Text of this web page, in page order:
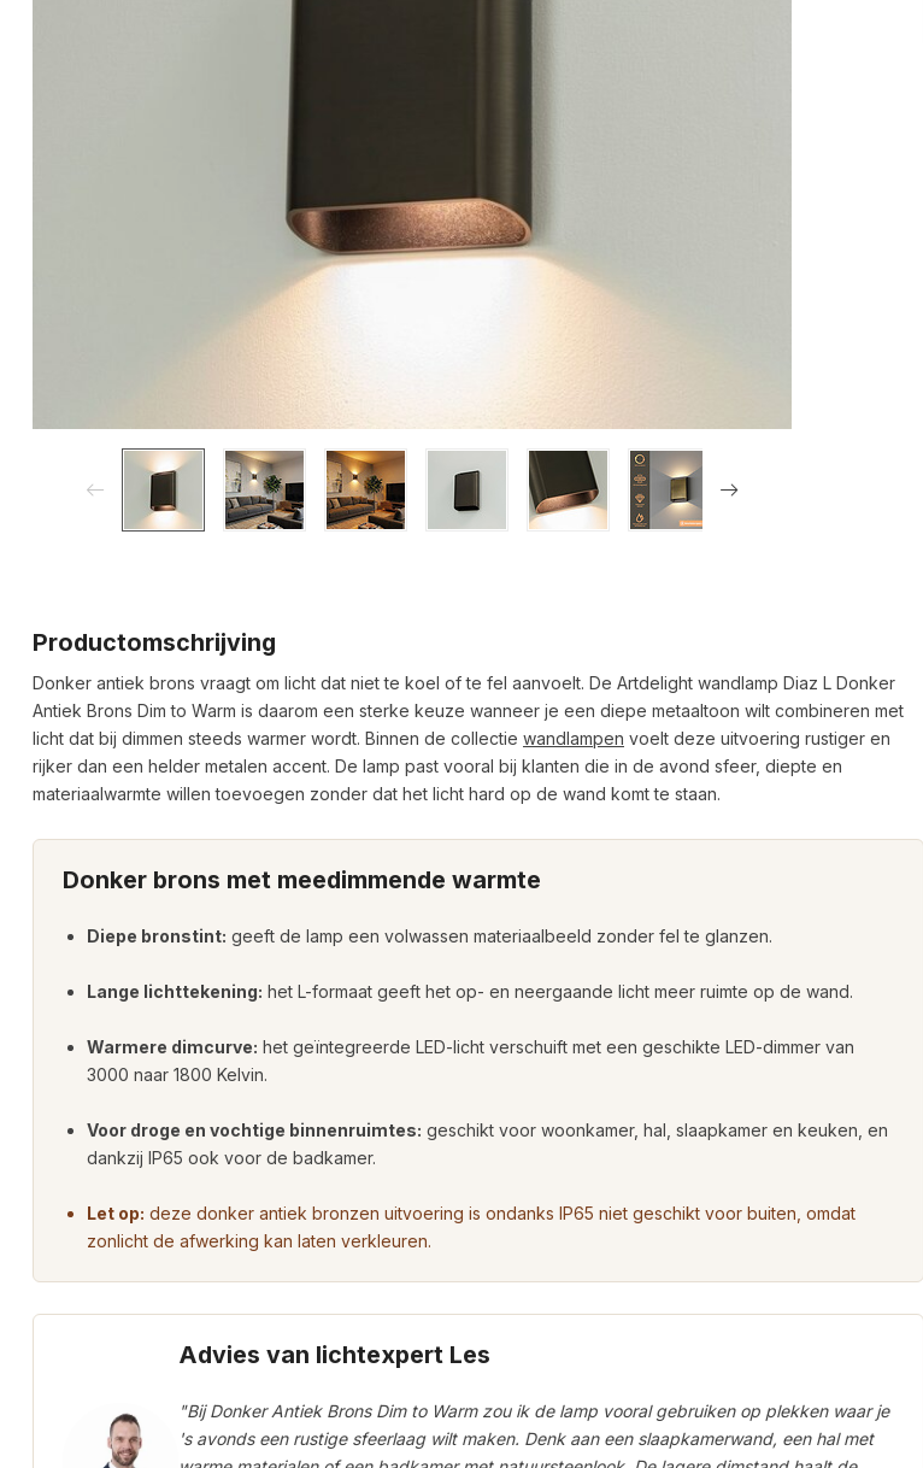
Productomschrijving
Donker antiek brons vraagt om licht dat niet te koel of te fel aanvoelt. De Artdelight wandlamp Diaz L Donker
Antiek Brons Dim to Warm is daarom een sterke keuze wanneer je een diepe metaaltoon wilt combineren met
licht dat bij dimmen steeds warmer wordt. Binnen de collectie wandlampen voelt deze uitvoering rustiger en
rijker dan een helder metalen accent. De lamp past vooral bij klanten die in de avond sfeer, diepte en
materiaalwarmte willen toevoegen zonder dat het licht hard op de wand komt te staan.
Donker brons met meedimmende warmte
Diepe bronstint: geeft de lamp een volwassen materiaalbeeld zonder fel te glanzen.
Lange lichttekening: het L-formaat geeft het op- en neergaande licht meer ruimte op de wand.
Warmere dimcurve: het geïntegreerde LED-licht verschuift met een geschikte LED-dimmer van
3000 naar 1800 Kelvin.
Voor droge en vochtige binnenruimtes: geschikt voor woonkamer, hal, slaapkamer en keuken, en
dankzij IP65 ook voor de badkamer.
Let op: deze donker antiek bronzen uitvoering is ondanks IP65 niet geschikt voor buiten, omdat
zonlicht de afwerking kan laten verkleuren.
Advies van lichtexpert Les
"Bij Donker Antiek Brons Dim to Warm zou ik de lamp vooral gebruiken op plekken waar je
's avonds een rustige sfeerlaag wilt maken. Denk aan een slaapkamerwand, een hal met